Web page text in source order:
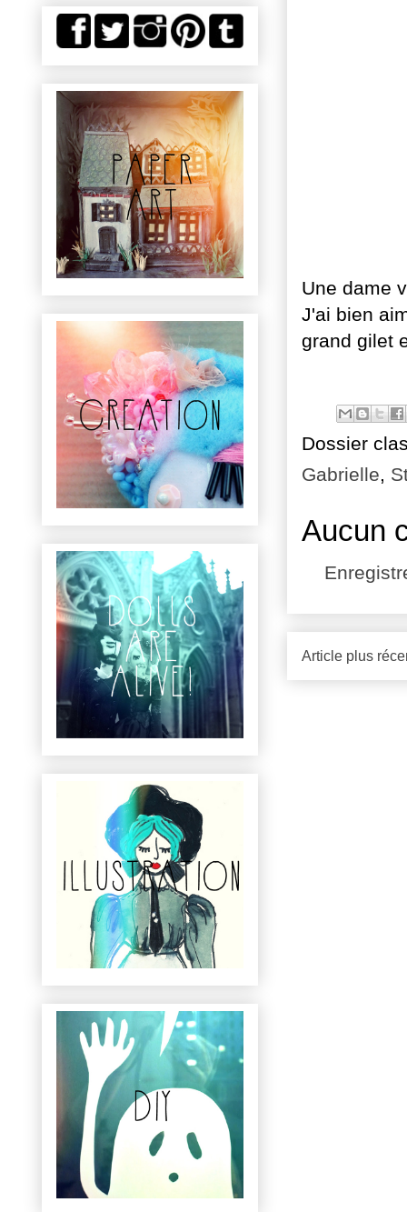
Une dame
J'ai bien
grand gilet
Dossier
Gabrielle,
Aucun
Article plus